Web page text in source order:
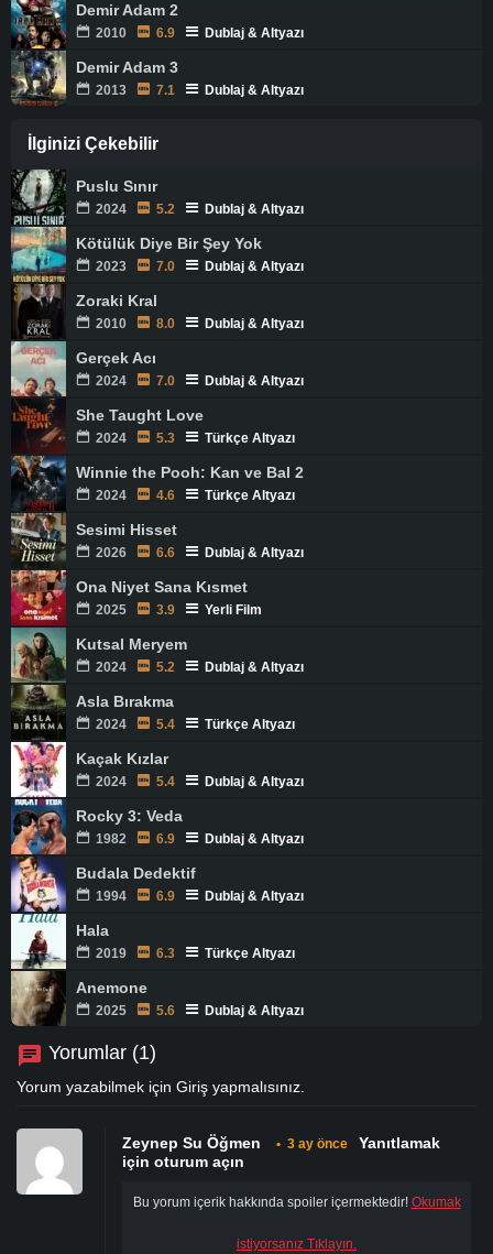
Demir Adam 2
2010 6.9 Dublaj & Altyazı
Demir Adam 3
2013 7.1 Dublaj & Altyazı
İlginizi Çekebilir
Puslu Sınır
2024 5.2 Dublaj & Altyazı
Kötülük Diye Bir Şey Yok
2023 7.0 Dublaj & Altyazı
Zoraki Kral
2010 8.0 Dublaj & Altyazı
Gerçek Acı
2024 7.0 Dublaj & Altyazı
She Taught Love
2024 5.3 Türkçe Altyazı
Winnie the Pooh: Kan ve Bal 2
2024 4.6 Türkçe Altyazı
Sesimi Hisset
2026 6.6 Dublaj & Altyazı
Ona Niyet Sana Kısmet
2025 3.9 Yerli Film
Kutsal Meryem
2024 5.2 Dublaj & Altyazı
Asla Bırakma
2024 5.4 Türkçe Altyazı
Kaçak Kızlar
2024 5.4 Dublaj & Altyazı
Rocky 3: Veda
1982 6.9 Dublaj & Altyazı
Budala Dedektif
1994 6.9 Dublaj & Altyazı
Hala
2019 6.3 Türkçe Altyazı
Anemone
2025 5.6 Dublaj & Altyazı
Yorumlar (1)
Yorum yazabilmek için Giriş yapmalısınız.
Zeynep Su Öğmen • 3 ay önce
Yanıtlamak
için oturum açın
Bu yorum içerik hakkında spoiler içermektedir! Okumak
istiyorsanız Tıklayın.